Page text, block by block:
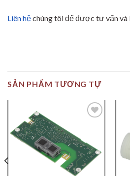
Liên hệchúng tôi để được tư vấn và
SẢN PHẨM TƯƠNG TỰ
Add to
wishlist